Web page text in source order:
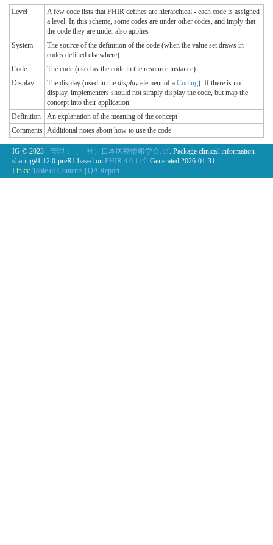
Level
A few code lists that FHIR defines are hierarchical - each code is assigned
a level. In this scheme, some codes are under other codes, and imply that
the code they are under also applies
System
The source of the definition of the code (when the value set draws in
codes defined elsewhere)
Code
The code (used as the code in the resource instance)
Display
The display (used in the displayelement of a Coding). If there is no
display, implementers should not simply display the code, but map the
concept into their application
Definition
An explanation of the meaning of the concept
Comments Additional notes about how to use the code
IG © 2023+ 管理：（一社）日本医療情報学会.
. Package clinical-information-
sharing#1.12.0-preR1 based on FHIR 4.0.1 . Generated 2026-01-31
Links: Table of Contents QA Report